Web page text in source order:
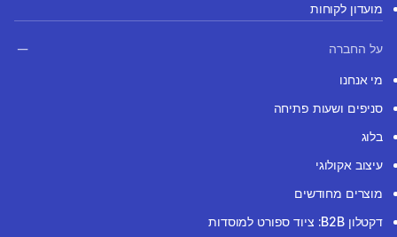
מועדון לקוחות
על החברה
מי אנחנו
סניפים ושעות פתיחה
בלוג
עיצוב אקולוגי
מוצרים מחודשים
דקטלון B2B: ציוד ספורט למוסדות